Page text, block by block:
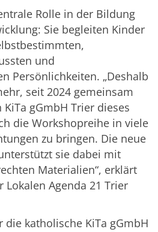
Rolle in der Bildung
Sie begleiten Kinder
und
Persönlichkeiten. „Deshalb
seit 2024 gemeinsam
gGmbH Trier dieses
die Workshopreihe in viele
zu bringen. Die neue
sie dabei mit
Materialien“, erklärt
Lokalen Agenda 21 Trier
katholische KiTa gGmbH